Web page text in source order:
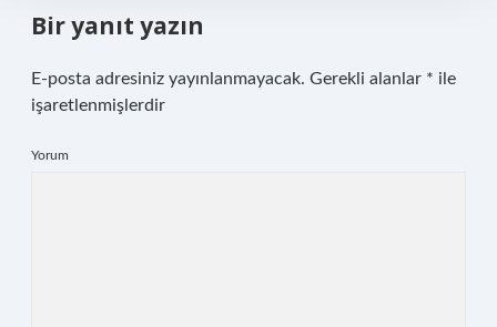
Bir yanıt yazın
E-posta adresiniz yayınlanmayacak. Gerekli alanlar * ile
işaretlenmişlerdir
Yorum